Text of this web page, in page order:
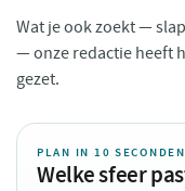
Wat je ook zoekt —
— onze redactie heeft
gezet.
PLAN IN 10 SECONDEN
Welke sfeer